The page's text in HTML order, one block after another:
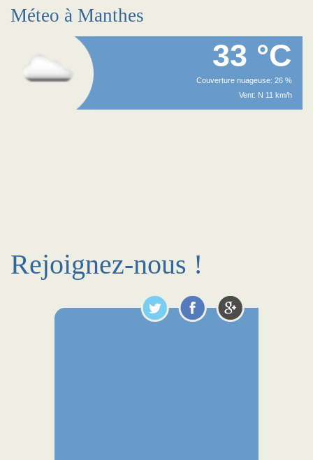
Méteo à Manthes
33 °C
Couverture nuageuse: 26 %
Vent: N 11 km/h
Rejoignez-nous !